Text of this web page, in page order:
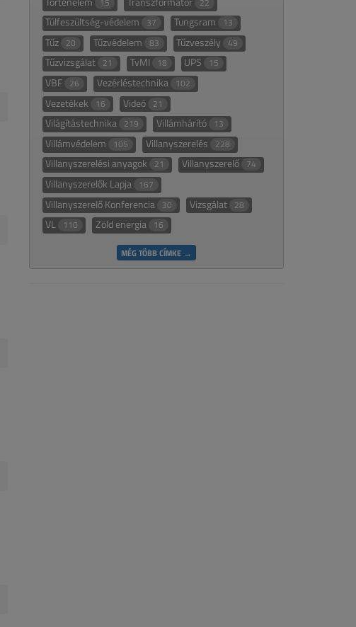
Túlfeszültség-védelem 37 Tungsram 13
Tűz 20 Tűzvédelem 83 Tűzveszély 49
Tűzvizsgálat 21 TvMI 18 UPS 15
VBF 26 Vezérléstechnika 102
Vezetékek 16 Videó 21
Világítástechnika 219 Villámhárító 13
Villámvédelem 105 Villanyszerelés 228
Villanyszerelési anyagok 21 Villanyszerelő 74
Villanyszerelők Lapja 167
Villanyszerelő Konferencia 30 Vizsgálat 28
VL 110 Zöld energia 16
MÉG TÖBB CÍMKE →